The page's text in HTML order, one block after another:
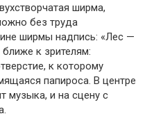
ширма,
без труда
ширмы надпись: «Лес —
ближе к зрителям:
к которому
папироса. В центре
музыка, и на сцену с